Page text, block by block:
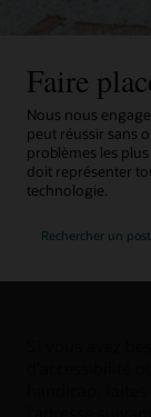
Faire
Nous nous
peut réussir sans
problèmes les
doit représenter
technologie.
Rechercher un